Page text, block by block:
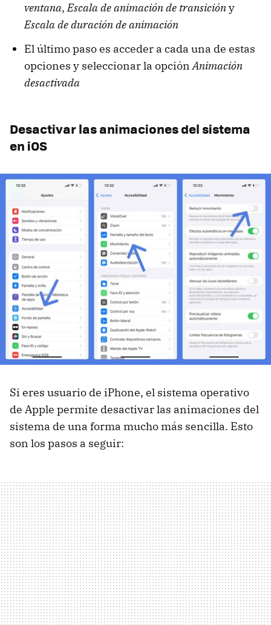
ventana,Escala de animación de transicióny
Escala de duración de animación
El último paso es acceder a cada una de estas
opciones y seleccionar la opción‌Animación
desactivada
Desactivar las animaciones del sistema
en iOS
Si eres usuario de iPhone, el sistema operativo
de Apple permite desactivar las animaciones del
sistema de una forma mucho más sencilla. Esto
son los pasos a seguir: